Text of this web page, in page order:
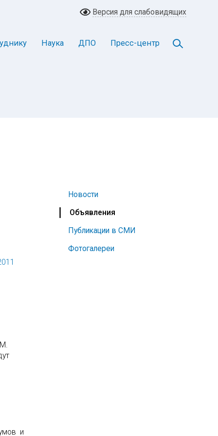
Версия для слабовидящих
Наука ДПО Пресс-центр
Новости
Объявления
Публикации в СМИ
Фотогалереи
и